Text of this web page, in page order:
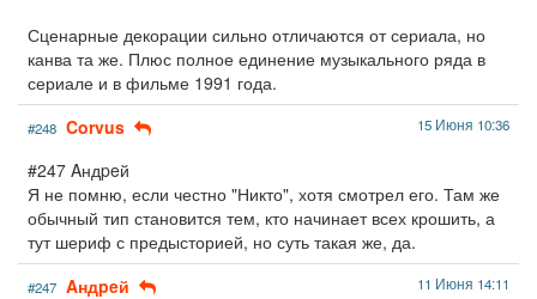
Сценарные декорации сильно отличаются от сериала, но
канва та же. Плюс полное единение музыкального ряда в
сериале и в фильме 1991 года.
#248 Corvus 15 Июня 10:36
#247 Aндpeй
Я не помню, если честно "Никто", хотя смотрел его. Там же
обычный тип становится тем, кто начинает всех крошить, а
тут шериф с предысторией, но суть такая же, да.
#247 Aндpeй 11 Июня 14:11